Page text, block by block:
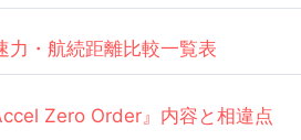
力・航続距離比較一覧表
Zero Order』内容と相違点